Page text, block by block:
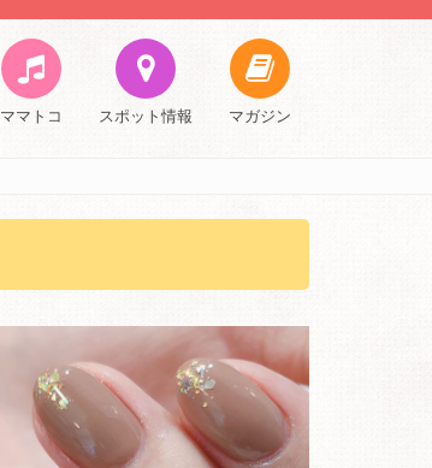
ママトコ スポット情報 マガジン